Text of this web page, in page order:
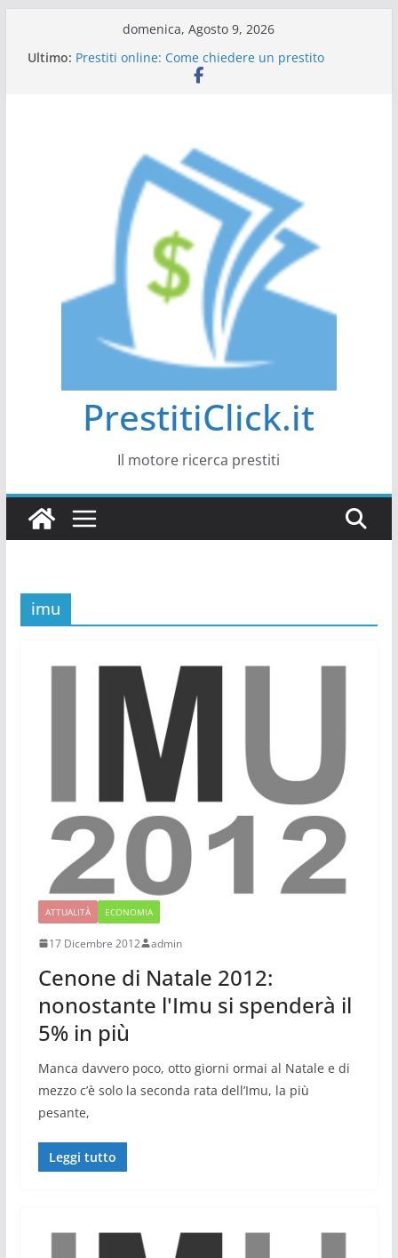
domenica, Agosto 9, 2026
Ultimo: Prestiti online: Come chiedere un prestito
Tutto ciò che dovete sapere sulle carte di credito
PrestitiClick.it
Il motore ricerca prestiti
imu
ATTUALITÀ ECONOMIA
17 Dicembre 2012 admin
Cenone di Natale 2012:
nonostante l'Imu si spenderà il
5% in più
Manca davvero poco, otto giorni ormai al Natale e di
mezzo c’è solo la seconda rata dell’Imu, la più
pesante,
Leggi tutto